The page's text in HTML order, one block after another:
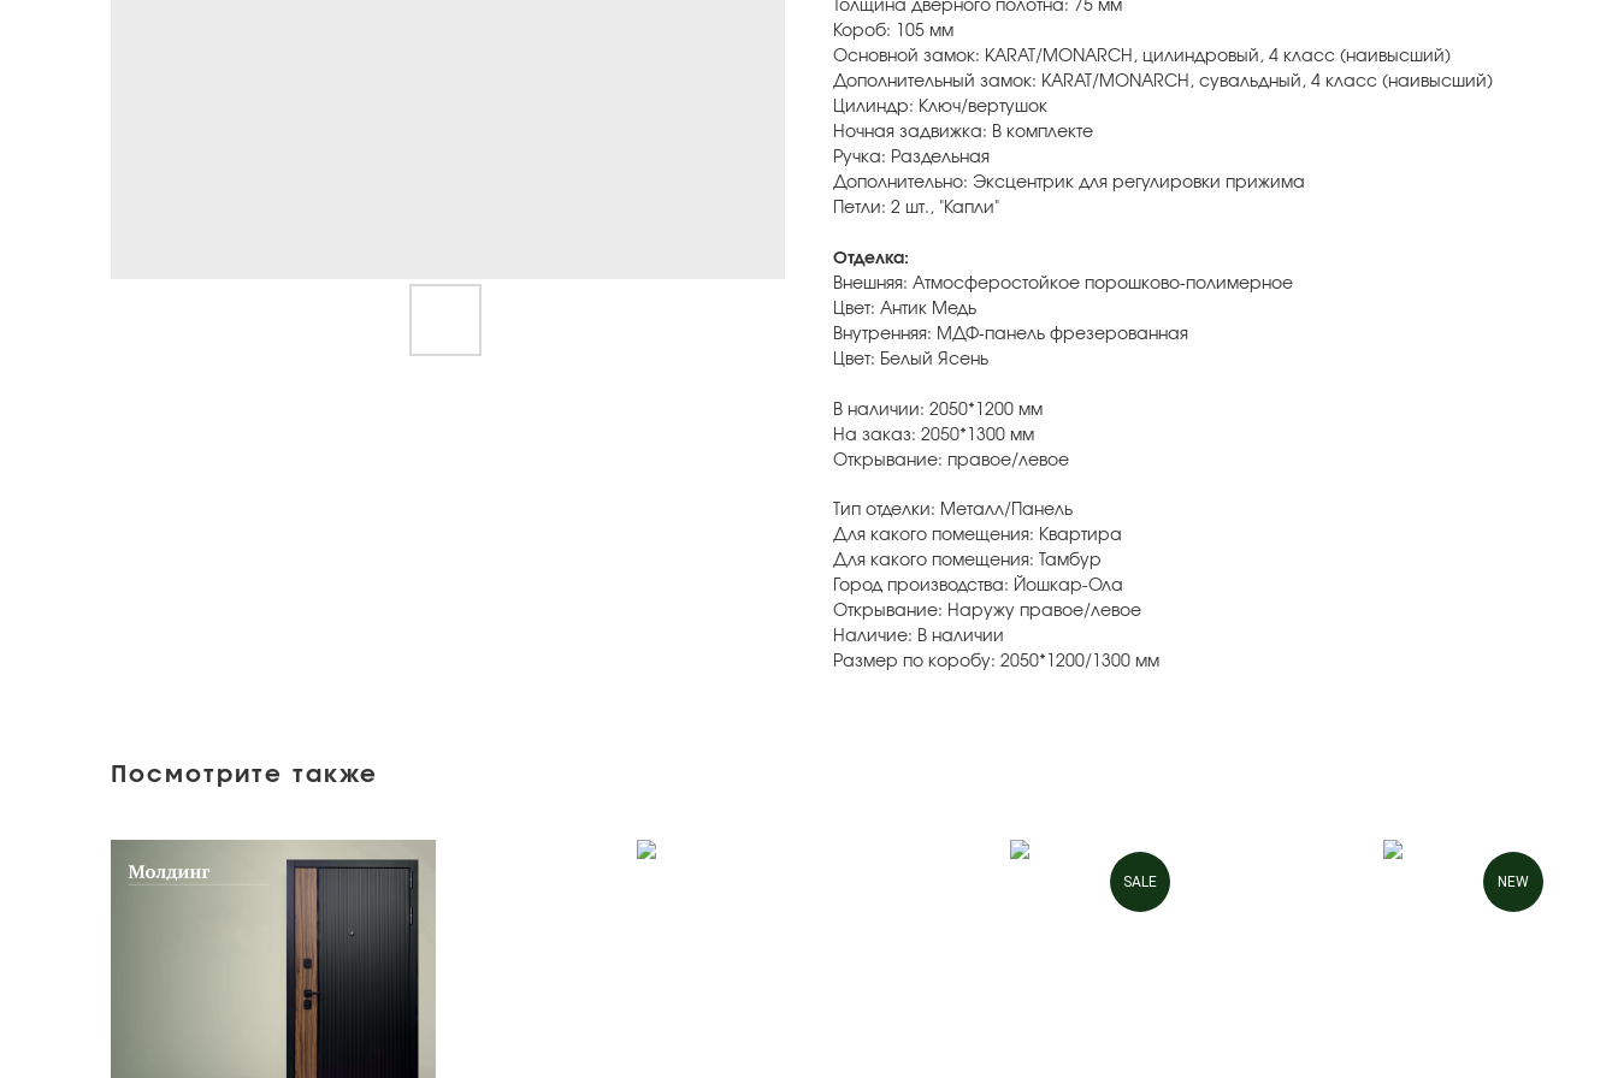
Толщина дверного полотна: 75 мм
Короб: 105 мм
Основной замок: KARAT/MONARCH, цилиндровый, 4 класс (наивысший)
Дополнительный замок: KARAT/MONARCH, сувальдный, 4 класс (наивысший)
Цилиндр: Ключ/вертушок
Ночная задвижка: В комплекте
Ручка: Раздельная
Дополнительно: Эксцентрик для регулировки прижима
Петли: 2 шт., "Капли"
Отделка:
Внешняя: Атмосферостойкое порошково-полимерное
Цвет: Антик Медь
Внутренняя: МДФ-панель фрезерованная
Цвет: Белый Ясень
В наличии: 2050*1200 мм
На заказ: 2050*1300 мм
Открывание: правое/левое
Тип отделки: Металл/Панель
Для какого помещения: Квартира
Для какого помещения: Тамбур
Город производства: Йошкар-Ола
Открывание: Наружу правое/левое
Наличие: В наличии
Размер по коробу: 2050*1200/1300 мм
Посмотрите также
SALE NEW